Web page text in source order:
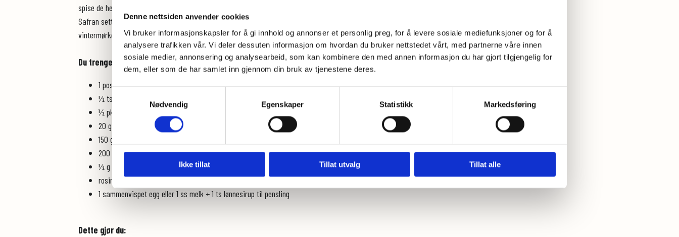
Denne nettsiden anvender cookies
Vi bruker informasjonskapsler for å gi innhold og annonser et personlig preg, for å levere sosiale mediefunksjoner og for å
analysere trafikken vår. Vi deler dessuten informasjon om hvordan du bruker nettstedet vårt, med partnerne våre innen
sosiale medier, annonsering og analysearbeid, som kan kombinere den med annen informasjon du har gjort tilgjengelig for
dem, eller som de har samlet inn gjennom din bruk av tjenestene deres.
Nødvendig
Egenskaper Statistikk Markedsføring
Ikke tillat Tillat utvalg Tillat alle
spise de hele adventstiden!
Safran setter nydelig smak og gir bollene den karakteristiske lysegule fargen. Hva passer vel bedre enn glutenfrie lussekatter å kose seg med i
vintermørket?
Du trenger (12 stk):
1 poseBollemiksfra det Glutenfrie Verksted
½ ts kardemomme
½ pk gjær (fersk eller tørr)
20 g smeltet smør
150 g kesam eller soyayoghurt
200 g melk eller plantebasert melk
½ g safran
rosiner til pynting
1 sammenvispet egg eller 1 ss melk + 1 ts lønnesirup til pensling
Dette gjør du: